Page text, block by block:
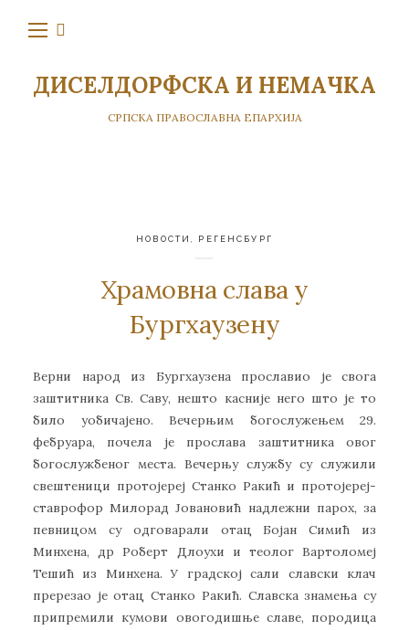
ДИСЕЛДОРФСКА И НЕМАЧКА
СРПСКА ПРАВОСЛАВНА ЕПАРХИЈА
НОВОСТИ РЕГЕНСБУРГ
Храмовна слава у
Бургхаузену
Верни народ из Бургхаузена прославио је свога
заштитника Св. Саву, нешто касније него што је то
било уобичајено. Вечерњим богослужењем 29.
фебруара, почела је прослава заштитника овог
богослужбеног места. Вечерњу службу су служили
свештеници протојереј Станко Ракић и протојереј-
ставрофор Милорад Јовановић надлежни парох, за
певницом су одговарали отац Бојан Симић из
Минхена, др Роберт Длоухи и теолог Вартоломеј
Тешић из Минхена. У градској сали славски клач
пререзао је отац Станко Ракић. Славска знамења су
припремили кумови овогодишње славе, породица